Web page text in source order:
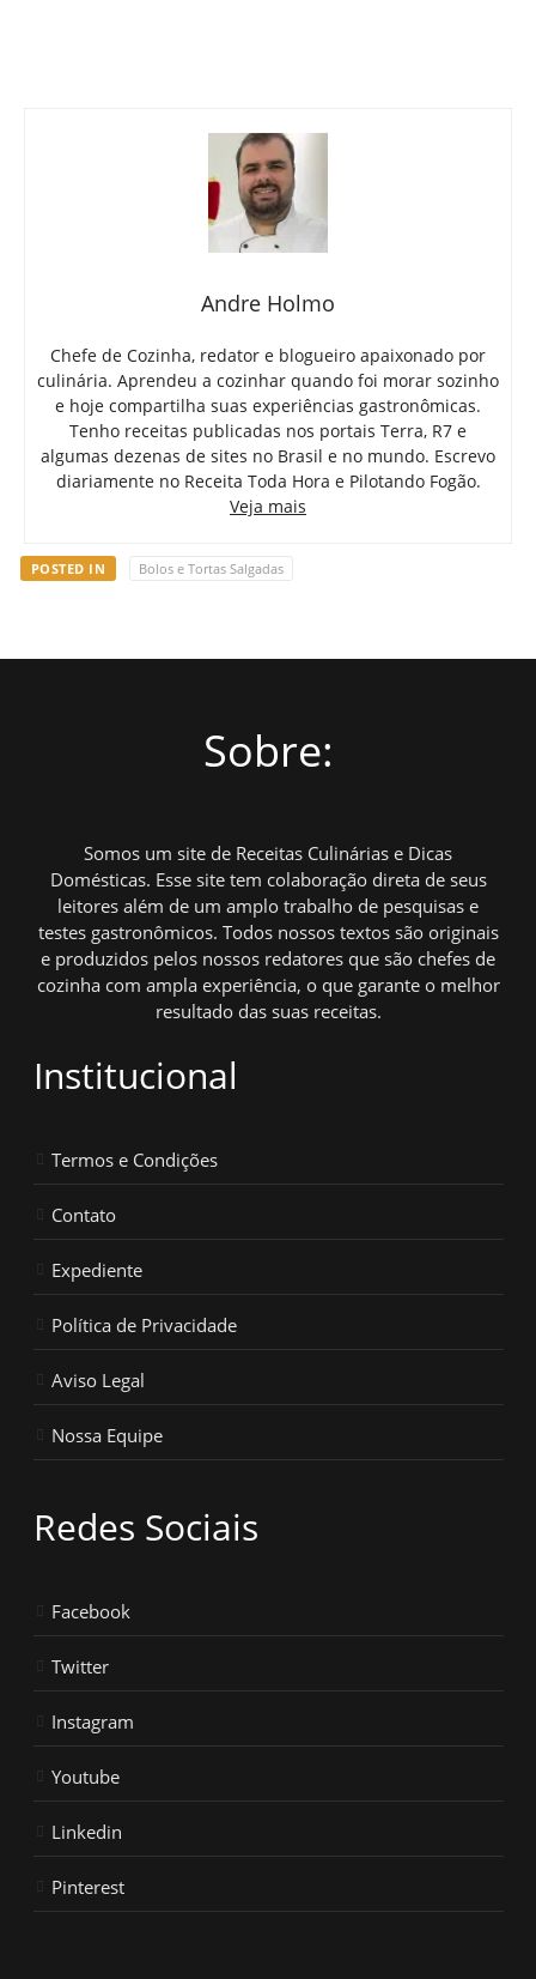
Andre Holmo
Chefe de Cozinha, redator e blogueiro apaixonado por
culinária. Aprendeu a cozinhar quando foi morar sozinho
e hoje compartilha suas experiências gastronômicas.
Tenho receitas publicadas nos portais Terra, R7 e
algumas dezenas de sites no Brasil e no mundo. Escrevo
diariamente no Receita Toda Hora e Pilotando Fogão.
Veja mais
POSTED IN Bolos e Tortas Salgadas
Sobre:
Somos um site de Receitas Culinárias e Dicas
Domésticas. Esse site tem colaboração direta de seus
leitores além de um amplo trabalho de pesquisas e
testes gastronômicos. Todos nossos textos são originais
e produzidos pelos nossos redatores que são chefes de
cozinha com ampla experiência, o que garante o melhor
resultado das suas receitas.
Institucional
Termos e Condições
Contato
Expediente
Política de Privacidade
Aviso Legal
Nossa Equipe
Redes Sociais
Facebook
Twitter
Instagram
Youtube
Linkedin
Pinterest